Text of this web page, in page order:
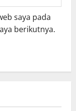
saya pada
berikutnya.